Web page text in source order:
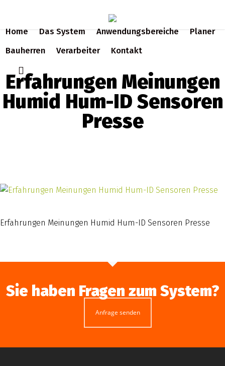
main
content
Home Das System Anwendungsbereiche
Planer
Bauherren
Verarbeiter Kontakt
search
Erfahrungen Meinungen
Humid Hum-ID Sensoren
Presse
Erfahrungen Meinungen Humid Hum-ID Sensoren Presse
Sie haben Fragen zum System?
Anfrage senden